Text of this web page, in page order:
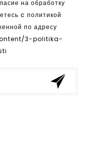
на обработку
c политикой
по адресу
3-politika-